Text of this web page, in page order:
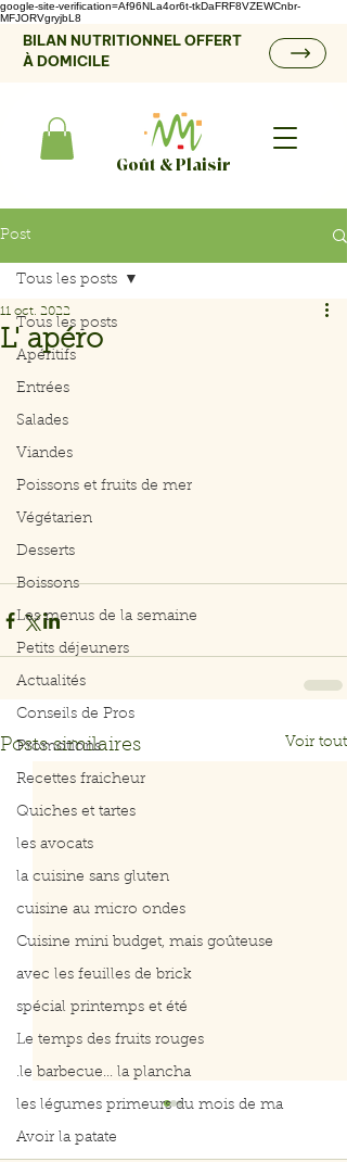
google-site-verification=Af96NLa4or6t-tkDaFRF8VZEWCnbr-
MFJORVgryjbL8
BILAN NUTRITIONNEL OFFERT
À DOMICILE
Goût & Plaisir
Post
Tous les posts
Apéritifs
Entrées
Salades
Viandes
Poissons et fruits de mer
Végétarien
Desserts
Boissons
Les menus de la semaine
Petits déjeuners
Actualités
Conseils de Pros
Promotions
Recettes fraicheur
Quiches et tartes
les avocats
la cuisine sans gluten
cuisine au micro ondes
Cuisine mini budget, mais goûteuse
avec les feuilles de brick
spécial printemps et été
Le temps des fruits rouges
.le barbecue... la plancha
les légumes primeurs du mois de ma
Avoir la patate
Tous les posts
L' apéro
11 oct. 2022
Posts similaires Voir tout